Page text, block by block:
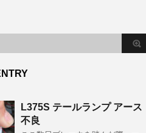
L375S テールランプ アース
不良